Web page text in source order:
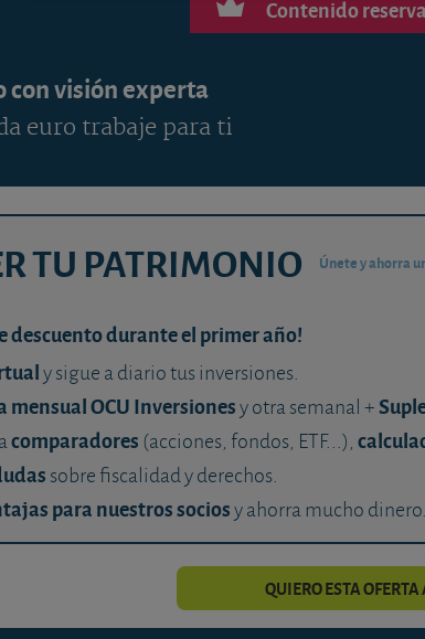
Contenido
con visión experta
euro trabaje para ti
TU PATRIMONIO Únete y ahorra
descuento durante el primer año!
y sigue a diario tus inversiones.
mensual OCU Inversionesy otra semanal +
comparadores (acciones, fondos, ETF...),
sobre fiscalidad y derechos.
para nuestros sociosy ahorra mucho dinero.
QUIERO ESTA OFERTA